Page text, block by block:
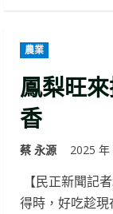
農業
鳳梨旺
香
蔡 永源 2025 年
【民正新聞記
得時，好吃趁